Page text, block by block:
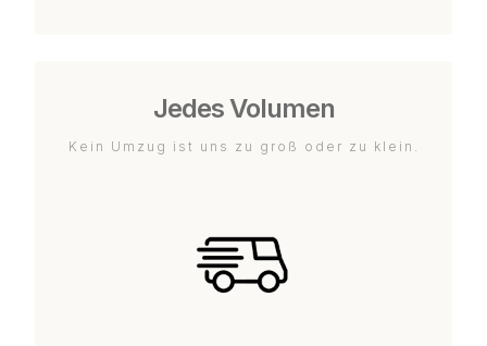
Jedes Volumen
Kein Umzug ist uns zu groß oder zu klein.